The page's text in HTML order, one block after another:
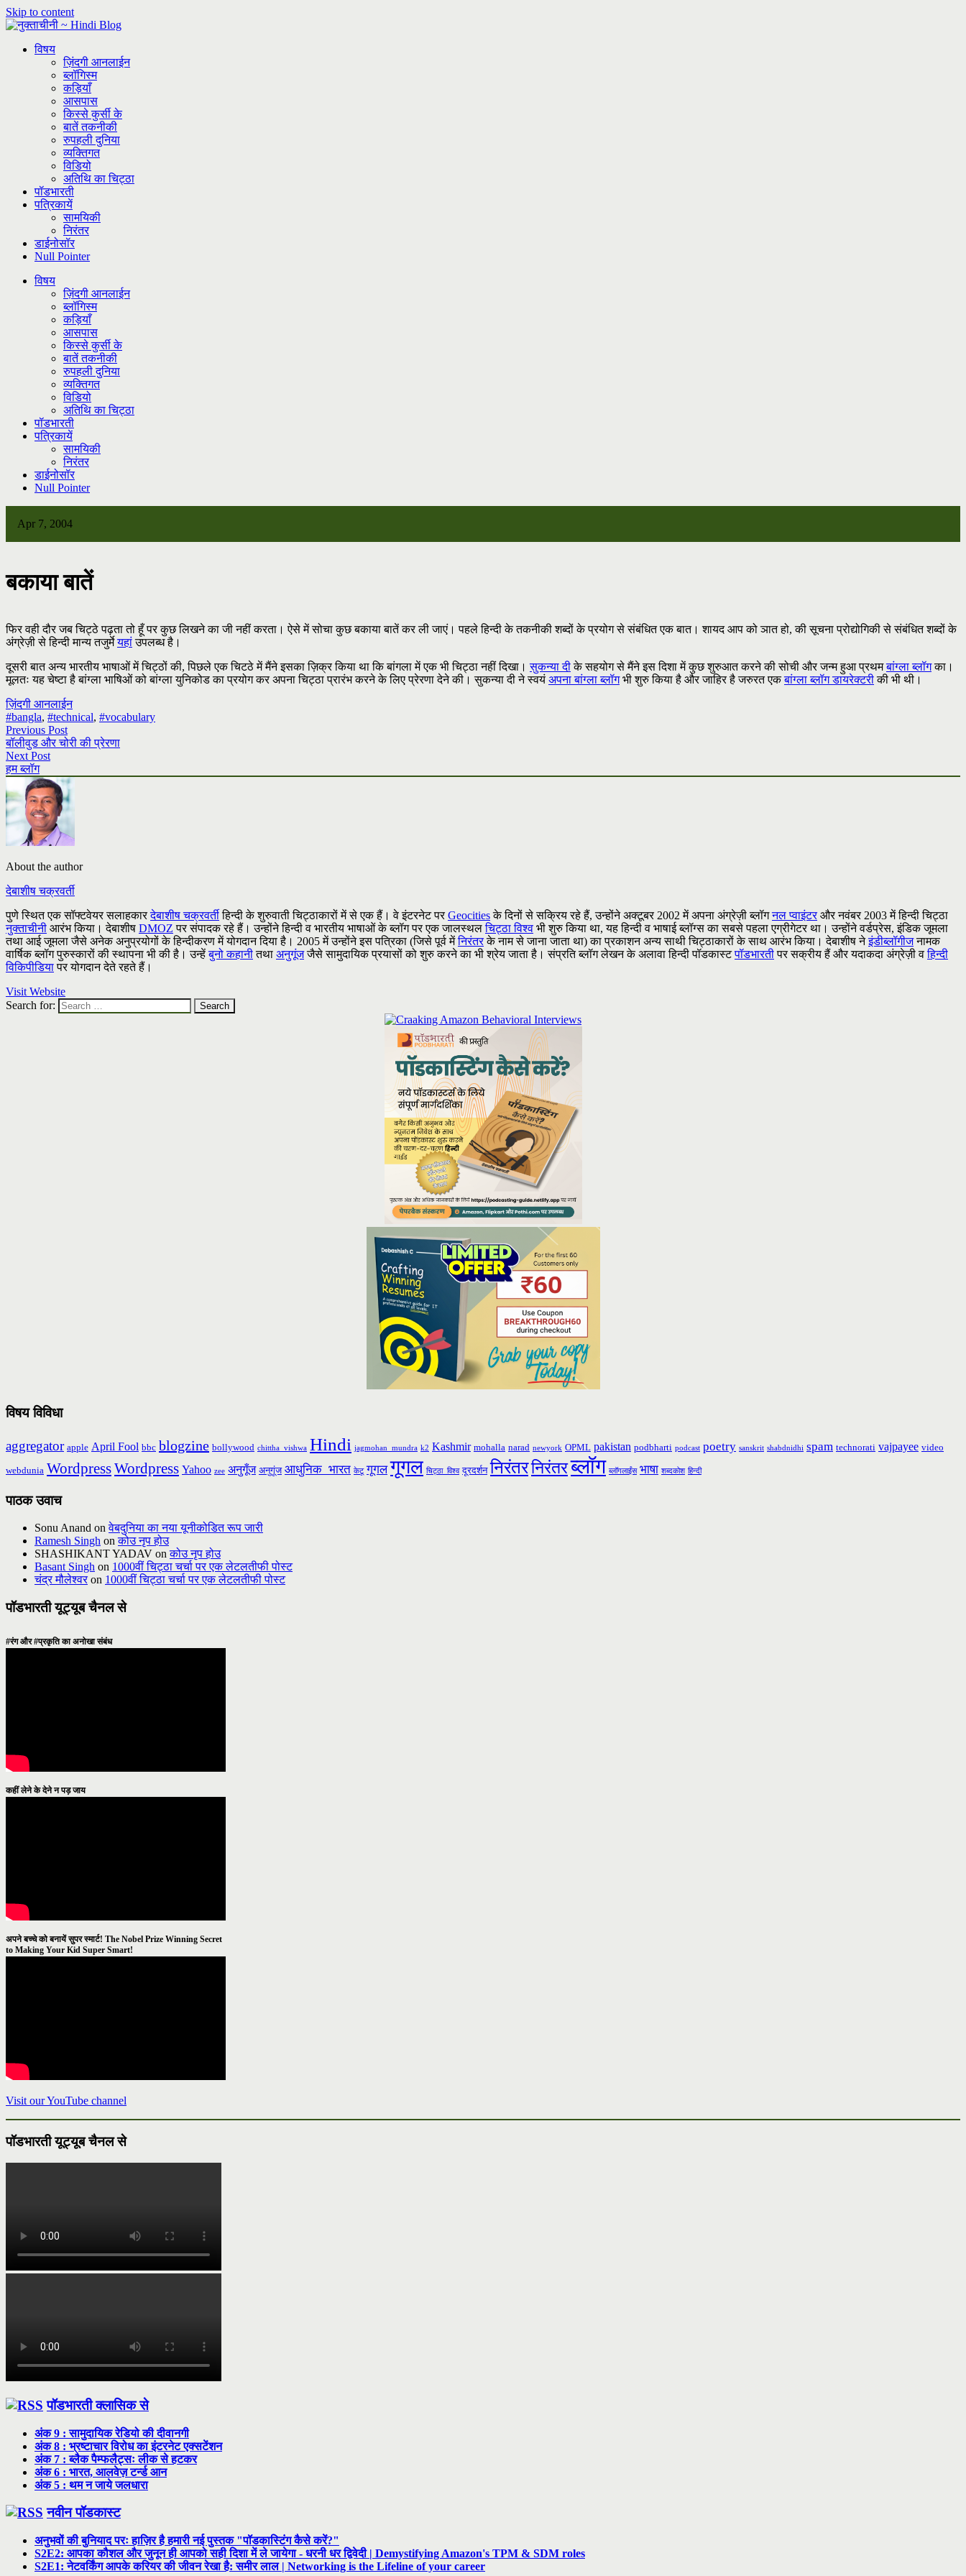
Skip to content
विषय
ज़िंदगी आनलाईन
ब्लॉगिस्म
कड़ियाँ
आसपास
किस्से कुर्सी के
बातें तकनीकी
रुपहली दुनिया
व्यक्तिगत
विडियो
अतिथि का चिट्ठा
पॉडभारती
पत्रिकायें
सामयिकी
निरंतर
डाईनोसॉर
Null Pointer
विषय
ज़िंदगी आनलाईन
ब्लॉगिस्म
कड़ियाँ
आसपास
किस्से कुर्सी के
बातें तकनीकी
रुपहली दुनिया
व्यक्तिगत
विडियो
अतिथि का चिट्ठा
पॉडभारती
पत्रिकायें
सामयिकी
निरंतर
डाईनोसॉर
Null Pointer
Apr 7, 2004
बकाया बातें
फिर वही दौर जब चिट्ठे पढ़ता तो हूँ पर कुछ लिखने का जी नहीं करता। ऐसे में सोचा कुछ बकाया बातें कर ली जाएं। पहले हिन्दी के तकनीकी शब्दों के प्रयोग से संबंधित एक बात। शायद आप को ञात हो, की सूचना प्रोद्योगिकी से संबंधित शब्दों के
अंग्रेज़ी से हिन्दी मान्य तजुर्मेयहांउपलब्ध है।
दूसरी बात अन्य भारतीय भाषाओं में चिट्ठों की, पिछले एक चिटठे में मैंने इसका ज़िक्र किया था कि बांगला में एक भी चिट्ठा नहीं दिखा।सुकन्या दीके सहयोग से मैंने इस दिशा में कुछ शुरुआत करने की सोची और जन्म हुआ प्रथमबांग्ला ब्लॉगका।
मूलतः यह चेष्टा है बांग्ला भाषिओं को बांग्ला युनिकोड का प्रयोग कर अपना चिट्ठा प्रारंभ करने के लिए प्रेरणा देने की। सुकन्या दी ने स्वयं अपना बांग्ला ब्लॉगभी शुरु किया है और जाहिर है जरुरत एकबांग्ला ब्लॉग डायरेक्टरीकी भी थी।
ज़िंदगी आनलाईन
#bangla, #technical, #vocabulary
Previous Post
बॉलीवुड और चोरी की प्रेरणा
Next Post
हम ब्लॉग
About the author
देबाशीष चक्रवर्ती
पुणे स्थित एक सॉफ्टवेयर सलाहकारदेबाशीष चक्रवर्तीहिन्दी के शुरुवाती चिट्ठाकारों में से एक हैं। वे इंटरनेट परGeocitiesके दिनों से सक्रिय रहे हैं, उन्होंने अक्टूबर 2002 में अपना अंग्रेज़ी ब्लॉगनल प्वाइंटरऔर नवंबर 2003 में हिन्दी चिट्ठा
नुक्ताचीनी आरंभ किया। देबाशीष DMOZ पर संपादक रहे हैं। उन्होंने हिन्दी व भारतीय भाषाओं के ब्लॉग पर एक जालस्थलचिट्ठा विश्व भी शुरु किया था, यह हिन्दी व भाषाई ब्लॉग्स का सबसे पहला एग्रीगेटर था। उन्होंने वर्डप्रेस, इंडिक जूमला
तथा आई जूमला जैसे अनेक अनुप्रयोगों के हिन्दीकरण में योगदान दिया है। 2005 में उन्होंने इस पत्रिका (जिसे पूर्व मेंनिरंतरके नाम से जाना जाता था) का प्रकाशन अन्य साथी चिट्ठाकारों के साथ आरंभ किया। देबाशीष नेइंडीब्लॉगीजनामक
वार्षिक ब्लॉग पुरुस्कारों की स्थापना भी की है। उन्हेंबुनो कहानीतथा अनुगूंजजैसे सामुदायिक प्रयासों को शुरु करने का भी श्रेय जाता है। संप्रति ब्लॉग लेखन के अलावा हिन्दी पॉडकास्टपॉडभारतीपर सक्रीय हैं और यदाकदा अंग्रेज़ी वहिन्दी
विकिपीडियापर योगदान देते रहते हैं।
Visit Website
Search for:
विषय विविधा
aggregator apple April Fool bbc blogzine bollywood chittha_vishwa Hindi jagmohan_mundra k2 Kashmir mohalla narad newyork OPML pakistan podbharti podcast poetry sanskrit shabdnidhi spam technorati vajpayee video
webdunia WordpressWordpress Yahoo zee अनुगूँज अनुगूंज आधुनिक_भारत केटू गूगल गूगल चिट्ठा_विश्व दूरदर्शन निरंतरनिरंतरब्लॉग ब्लॉगलाईंस भाषा शब्दकोश हिन्दी
पाठक उवाच
Sonu Anand onवेबदुनिया का नया यूनीकोडित रूप जारी
Ramesh Singh onकोउ नृप होउ
SHASHIKANT YADAV onकोउ नृप होउ
Basant Singh on 1000वीं चिट्ठा चर्चा पर एक लेटलतीफी पोस्ट
चंद्र मौलेश्वरon 1000वीं चिट्ठा चर्चा पर एक लेटलतीफी पोस्ट
पॉडभारती यूट्यूब चैनल से
#रंग और #प्रकृति का अनोखा संबंध
कहीं लेने के देने न पड़ जाय
अपने बच्चे को बनायें सुपर स्मार्ट! The Nobel Prize Winning Secret
to Making Your Kid Super Smart!
Visit our YouTube channel
पॉडभारती यूट्यूब चैनल से
पॉडभारती क्लासिक से
अंक 9 : सामुदायिक रेडियो की दीवानगी
अंक 8 : भ्रष्टाचार विरोध का इंटरनेट एक्सटेंशन
अंक 7 : ब्लैक पैम्फलैट्सः लीक से हटकर
अंक 6 : भारत, आलवेज़ टर्न्ड आन
अंक 5 : थम न जाये जलधारा
नवीन पॉडकास्ट
अनुभवों की बुनियाद परः हाज़िर है हमारी नई पुस्तक "पॉडकास्टिंग कैसे करें?"
S2E2: आपका कौशल और जुनून ही आपको सही दिशा में ले जायेगा - धरनी धर द्विवेदी | Demystifying Amazon's TPM & SDM roles
S2E1: नेटवर्किंग आपके करियर की जीवन रेखा है: समीर लाल | Networking is the Lifeline of your career